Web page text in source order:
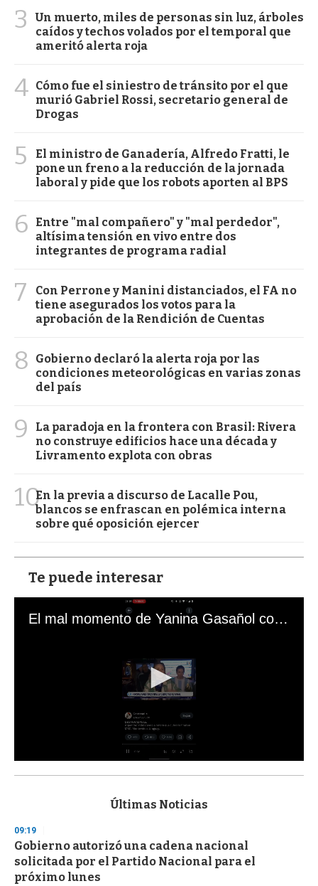
3
Un muerto, miles de personas sin luz, árboles
caídos y techos volados por el temporal que
ameritó alerta roja
4 Cómo fue el siniestro de tránsito por el que
murió Gabriel Rossi, secretario general de
Drogas
5
El ministro de Ganadería, Alfredo Fratti, le
pone un freno a la reducción de la jornada
laboral y pide que los robots aporten al BPS
6
Entre "mal compañero" y "mal perdedor",
altísima tensión en vivo entre dos
integrantes de programa radial
7
Con Perrone y Manini distanciados, el FA no
tiene asegurados los votos para la
aprobación de la Rendición de Cuentas
8
Gobierno declaró la alerta roja por las
condiciones meteorológicas en varias zonas
del país
9
La paradoja en la frontera con Brasil: Rivera
no construye edificios hace una década y
Livramento explota con obras
10En la previa a discurso de Lacalle Pou,
blancos se enfrascan en polémica interna
sobre qué oposición ejercer
Te puede interesar
El mal momento de Yanina Gasañol con un hincha argentino en "Subrayado"
s
d
s
o
f
3
Últimas Noticias
09:19
Gobierno autorizó una cadena nacional
solicitada por el Partido Nacional para el
próximo lunes